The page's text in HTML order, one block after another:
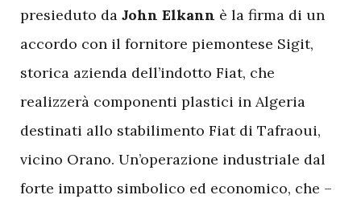
presieduto da John Elkann è la firma di un
accordo con il fornitore piemontese Sigit,
storica azienda dell’indotto Fiat, che
realizzerà componenti plastici in Algeria
destinati allo stabilimento Fiat di Tafraoui,
vicino Orano. Un’operazione industriale dal
forte impatto simbolico ed economico, che –